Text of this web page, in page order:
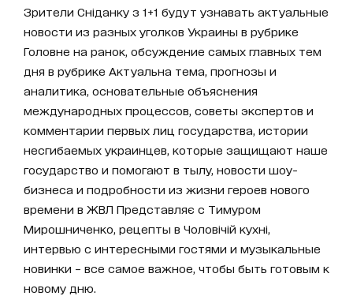
Зрители Сніданку з 1+1 будут узнавать актуальные
новости из разных уголков Украины в рубрике
Головне на ранок, обсуждение самых главных тем
дня в рубрике Актуальна тема, прогнозы и
аналитика, основательные объяснения
международных процессов, советы экспертов и
комментарии первых лиц государства, истории
несгибаемых украинцев, которые защищают наше
государство и помогают в тылу, новости шоу-
бизнеса и подробности из жизни героев нового
времени в ЖВЛ Представляє с Тимуром
Мирошниченко, рецепты в Чоловічій кухні,
интервью с интересными гостями и музыкальные
новинки – все самое важное, чтобы быть готовым к
новому дню.